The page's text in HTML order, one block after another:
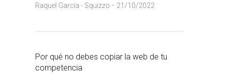
Raquel García - Squizzo - 21/10/2022
Por qué no debes copiar la web de tu
competencia